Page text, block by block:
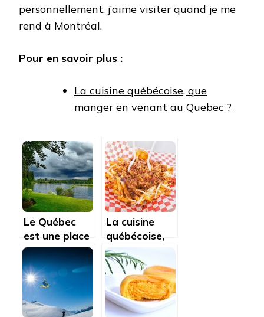
personnellement, j’aime visiter quand je me
rend à Montréal.
Pour en savoir plus :
La cuisine québécoise, que
manger en venant au Quebec ?
Le Québec
est une place
à la bonne
verdure
La cuisine
québécoise,
que manger
en venant au
Quebec ?